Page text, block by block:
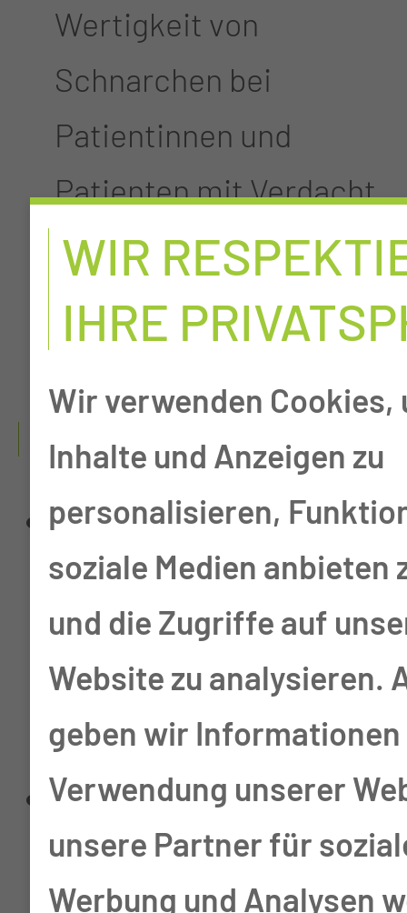
Wertigkeit von
Schnarchen bei
Patientinnen und
Patienten mit Verdacht
auf schlafbezogene
Atmungsstörungen"
06/2005 - 11/2010
Stellvertretender Leiter
Schlaflabor HNO
Universitäts-HNO-
Klinik Greifswald, Prof.
Dr. W. Hosemann
Oberarzt Universitäts-
HNO-Klinik Greifswald,
WIR
IHRE
Wir verwenden Cookies,
Inhalte und Anzeigen zu
personalisieren,
soziale Medien anbieten
und die Zugriffe auf
Website zu analysieren.
geben wir Informationen
Verwendung unserer
unsere Partner für
Werbung und Analysen